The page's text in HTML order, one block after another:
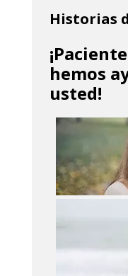
Historias
hemos
usted!